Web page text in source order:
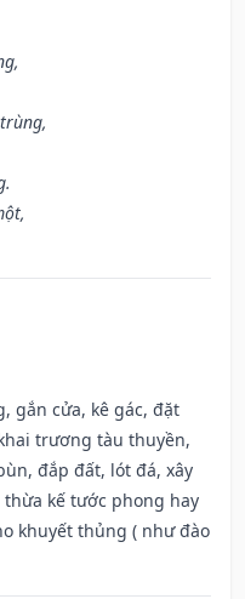
gắn cửa, kê gác, đặt
trương tàu thuyền,
đắp đất, lót đá, xây
kế tước phong hay
khuyết thủng ( như đào